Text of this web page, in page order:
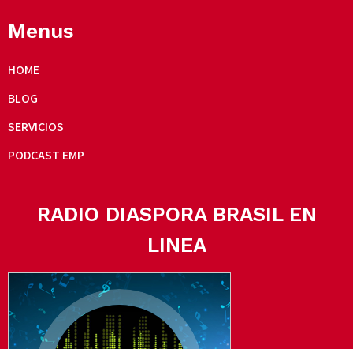
Menus
HOME
BLOG
SERVICIOS
PODCAST EMP
RADIO DIASPORA BRASIL EN
LINEA